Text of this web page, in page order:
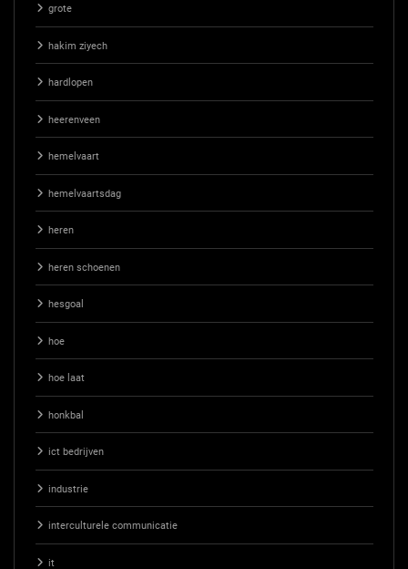
grote
hakim ziyech
hardlopen
heerenveen
hemelvaart
hemelvaartsdag
heren
heren schoenen
hesgoal
hoe
hoe laat
honkbal
ict bedrijven
industrie
interculturele communicatie
it